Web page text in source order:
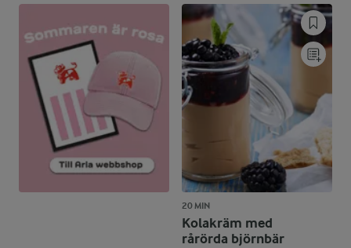
20 MIN
Kolakräm med
rårörda björnbär